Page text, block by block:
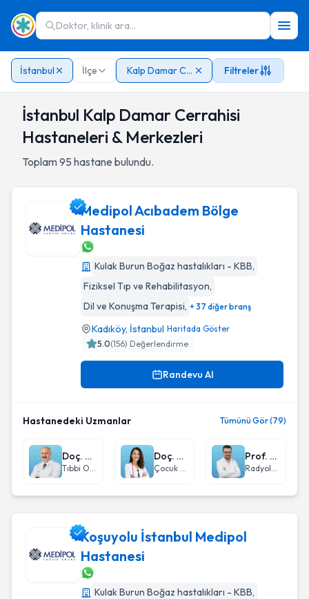
Doktor, klinik ara...
İstanbul İlçe Kalp Damar Cerrahisi Filtreler
İstanbul Kalp Damar Cerrahisi
Hastaneleri & Merkezleri
Toplam95 hastane bulundu.
Medipol Acıbadem Bölge Hastanesi
Medipol Acıbadem Bölge
Hastanesi
Kulak Burun Boğaz hastalıkları - KBB,
Fiziksel Tıp ve Rehabilitasyon,
Dil ve Konuşma Terapisi, + 37 diğer branş
Kadıköy, İstanbul Haritada Göster
5.0(156) Değerlendirme
Randevu Al
Hastanedeki Uzmanlar Tümünü Gör (79)
Doç. Dr. Özgür Açıkgöz
Tıbbi Onkoloji
Doç. Dr. Sevil Bilir
Çocuk Sağlığı ve Hastalıkları
Prof. Dr. Hayri Oğul
Radyoloji
Koşuyolu İstanbul Medipol Hastanesi
Koşuyolu İstanbul Medipol
Hastanesi
Kulak Burun Boğaz hastalıkları - KBB,